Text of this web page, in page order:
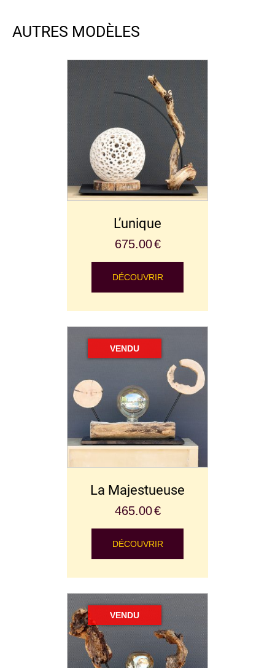
L’unique
€
675.00
La Majestueuse
€
465.00